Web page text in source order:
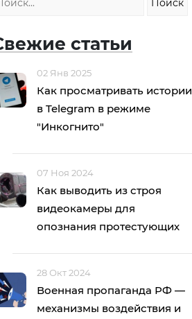
статьи
02 Янв 2025
Как просматривать истории
в Telegram в режиме
"Инкогнито"
07 Ноя 2024
Как выводить из строя
видеокамеры для
опознания протестующих
28 Окт 2024
Военная пропаганда РФ —
механизмы воздействия и